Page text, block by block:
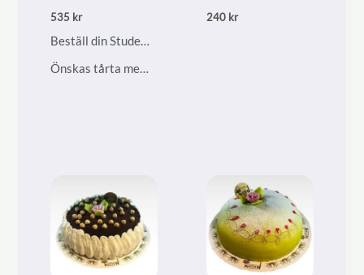
535 kr
Beställ din Studenttårta & Skolavslutningstårta i god tid.
Önskas tårta med text kontakta oss på 0303-101 95.
240 kr